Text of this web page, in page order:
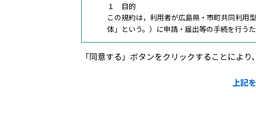
１ 目的
この規約は，利用者が広島県・市町共同利用
体」という。）に申請・届出等の手続を行う
２ 利用者規約の同意
（１）県内自治体は，この規約に従ってシス
（２）システムを利用する利用者は，この規
（１）利用者は，システムにおいてログイ
「同意する」ボタンをクリックすることによ
上記